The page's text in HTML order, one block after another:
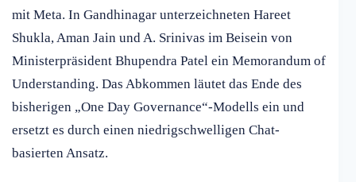
mit Meta. In Gandhinagar unterzeichneten Hareet
Shukla, Aman Jain und A. Srinivas im Beisein von
Ministerpräsident Bhupendra Patel ein Memorandum of
Understanding. Das Abkommen läutet das Ende des
bisherigen „One Day Governance“-Modells ein und
ersetzt es durch einen niedrigschwelligen Chat-
basierten Ansatz.